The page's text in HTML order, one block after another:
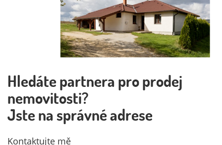
Hledáte partnera pro prodej
nemovitosti?
Jste na správné adrese
Kontaktujte mě